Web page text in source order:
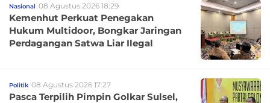
Nasional 08 Agustus 2026 18:29
Kemenhut Perkuat Penegakan
Hukum Multidoor, Bongkar Jaringan
Perdagangan Satwa Liar Ilegal
Politik 08 Agustus 2026 17:27
Pasca Terpilih Pimpin Golkar Sulsel,